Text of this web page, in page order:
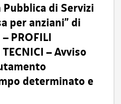
di Servizi
per anziani” di
PROFILI
– Avviso
determinato e